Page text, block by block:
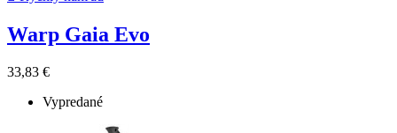
Warp Gaia Evo
33,83 €
Vypredané